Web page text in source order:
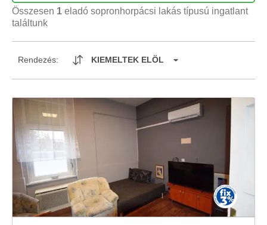
Összesen 1 eladó sopronhorpácsi lakás típusú ingatlant
találtunk
Rendezés: KIEMELTEK ELÖL